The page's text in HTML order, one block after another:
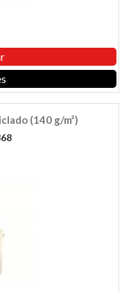
(140 g/m²)